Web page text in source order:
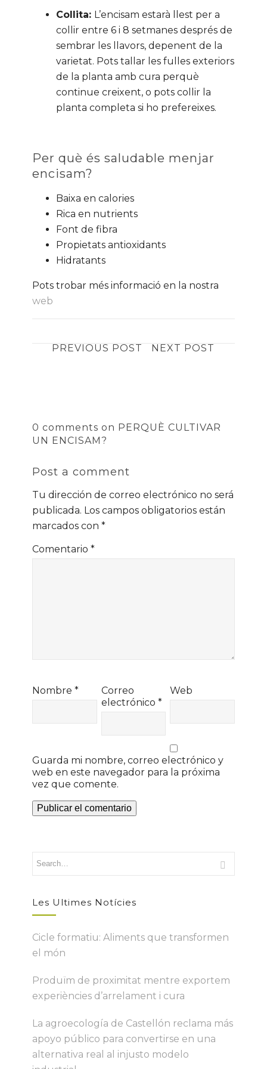
Collita: L’encisam estarà llest per a
collir entre 6 i 8 setmanes després de
sembrar les llavors, depenent de la
varietat. Pots tallar les fulles exteriors
de la planta amb cura perquè
continue creixent, o pots collir la
planta completa si ho prefereixes.
Per què és saludable menjar
encisam?
Baixa en calories
Rica en nutrients
Font de fibra
Propietats antioxidants
Hidratants
Pots trobar més informació en la nostra
web
PREVIOUS POST NEXT POST
0 comments on PERQUÈ CULTIVAR
UN ENCISAM?
Post a comment
Tu dirección de correo electrónico no será
publicada. Los campos obligatorios están
marcados con *
Comentario *
Nombre *
Correo
electrónico *
Web
Guarda mi nombre, correo electrónico y
web en este navegador para la próxima
vez que comente.
Les Ultimes Notícies
Cicle formatiu: Aliments que transformen
el món
Produïm de proximitat mentre exportem
experiències d’arrelament i cura
La agroecología de Castellón reclama más
apoyo público para convertirse en una
alternativa real al injusto modelo